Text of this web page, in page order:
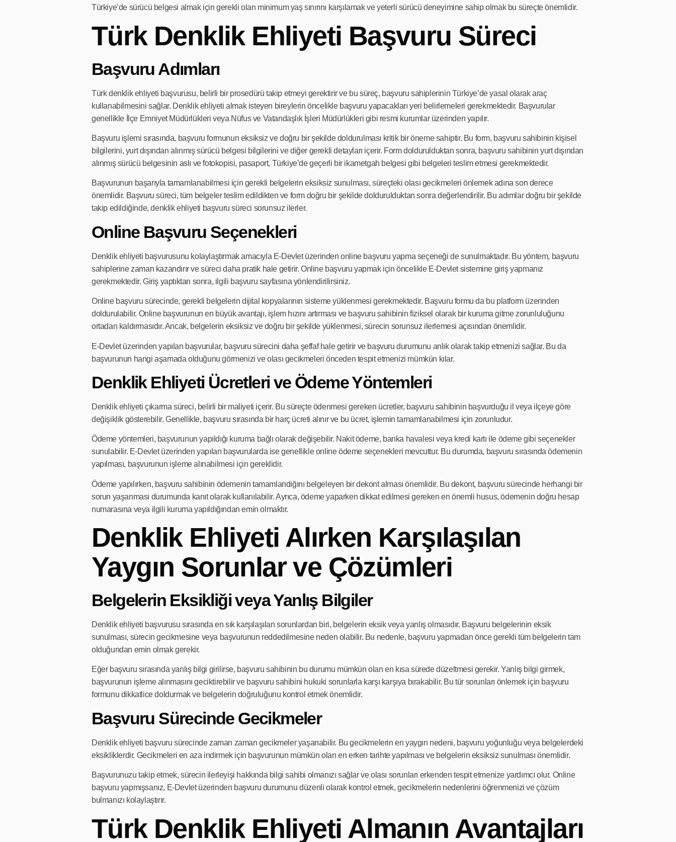
Türkiye’de sürücü belgesi almak için gerekli olan minimum yaş sınırını karşılamak ve yeterli sürücü deneyimine sahip olmak bu süreçte önemlidir.
Türk Denklik Ehliyeti Başvuru Süreci
Başvuru Adımları
Türk denklik ehliyeti başvurusu, belirli bir prosedürü takip etmeyi gerektirir ve bu süreç, başvuru sahiplerinin Türkiye’de yasal olarak araç
kullanabilmesini sağlar. Denklik ehliyeti almak isteyen bireylerin öncelikle başvuru yapacakları yeri belirlemeleri gerekmektedir. Başvurular
genellikle İlçe Emniyet Müdürlükleri veya Nüfus ve Vatandaşlık İşleri Müdürlükleri gibi resmi kurumlar üzerinden yapılır.
Başvuru işlemi sırasında, başvuru formunun eksiksiz ve doğru bir şekilde doldurulması kritik bir öneme sahiptir. Bu form, başvuru sahibinin kişisel
bilgilerini, yurt dışından alınmış sürücü belgesi bilgilerini ve diğer gerekli detayları içerir. Form doldurulduktan sonra, başvuru sahibinin yurt dışından
alınmış sürücü belgesinin aslı ve fotokopisi, pasaport, Türkiye’de geçerli bir ikametgah belgesi gibi belgeleri teslim etmesi gerekmektedir.
Başvurunun başarıyla tamamlanabilmesi için gerekli belgelerin eksiksiz sunulması, süreçteki olası gecikmeleri önlemek adına son derece
önemlidir. Başvuru süreci, tüm belgeler teslim edildikten ve form doğru bir şekilde doldurulduktan sonra değerlendirilir. Bu adımlar doğru bir şekilde
takip edildiğinde, denklik ehliyeti başvuru süreci sorunsuz ilerler.
Online Başvuru Seçenekleri
Denklik ehliyeti başvurusunu kolaylaştırmak amacıyla E-Devlet üzerinden online başvuru yapma seçeneği de sunulmaktadır. Bu yöntem, başvuru
sahiplerine zaman kazandırır ve süreci daha pratik hale getirir. Online başvuru yapmak için öncelikle E-Devlet sistemine giriş yapmanız
gerekmektedir. Giriş yaptıktan sonra, ilgili başvuru sayfasına yönlendirilirsiniz.
Online başvuru sürecinde, gerekli belgelerin dijital kopyalarının sisteme yüklenmesi gerekmektedir. Başvuru formu da bu platform üzerinden
doldurulabilir. Online başvurunun en büyük avantajı, işlem hızını artırması ve başvuru sahibinin fiziksel olarak bir kuruma gitme zorunluluğunu
ortadan kaldırmasıdır. Ancak, belgelerin eksiksiz ve doğru bir şekilde yüklenmesi, sürecin sorunsuz ilerlemesi açısından önemlidir.
E-Devlet üzerinden yapılan başvurular, başvuru sürecini daha şeffaf hale getirir ve başvuru durumunu anlık olarak takip etmenizi sağlar. Bu da
başvurunun hangi aşamada olduğunu görmenizi ve olası gecikmeleri önceden tespit etmenizi mümkün kılar.
Denklik Ehliyeti Ücretleri ve Ödeme Yöntemleri
Denklik ehliyeti çıkarma süreci, belirli bir maliyeti içerir. Bu süreçte ödenmesi gereken ücretler, başvuru sahibinin başvurduğu il veya ilçeye göre
değişiklik gösterebilir. Genellikle, başvuru sırasında bir harç ücreti alınır ve bu ücret, işlemin tamamlanabilmesi için zorunludur.
Ödeme yöntemleri, başvurunun yapıldığı kuruma bağlı olarak değişebilir. Nakit ödeme, banka havalesi veya kredi kartı ile ödeme gibi seçenekler
sunulabilir. E-Devlet üzerinden yapılan başvurularda ise genellikle online ödeme seçenekleri mevcuttur. Bu durumda, başvuru sırasında ödemenin
yapılması, başvurunun işleme alınabilmesi için gereklidir.
Ödeme yapılırken, başvuru sahibinin ödemenin tamamlandığını belgeleyen bir dekont alması önemlidir. Bu dekont, başvuru sürecinde herhangi bir
sorun yaşanması durumunda kanıt olarak kullanılabilir. Ayrıca, ödeme yaparken dikkat edilmesi gereken en önemli husus, ödemenin doğru hesap
numarasına veya ilgili kuruma yapıldığından emin olmaktır.
Denklik Ehliyeti Alırken Karşılaşılan
Yaygın Sorunlar ve Çözümleri
Belgelerin Eksikliği veya Yanlış Bilgiler
Denklik ehliyeti başvurusu sırasında en sık karşılaşılan sorunlardan biri, belgelerin eksik veya yanlış olmasıdır. Başvuru belgelerinin eksik
sunulması, sürecin gecikmesine veya başvurunun reddedilmesine neden olabilir. Bu nedenle, başvuru yapmadan önce gerekli tüm belgelerin tam
olduğundan emin olmak gerekir.
Eğer başvuru sırasında yanlış bilgi girilirse, başvuru sahibinin bu durumu mümkün olan en kısa sürede düzeltmesi gerekir. Yanlış bilgi girmek,
başvurunun işleme alınmasını geciktirebilir ve başvuru sahibini hukuki sorunlarla karşı karşıya bırakabilir. Bu tür sorunları önlemek için başvuru
formunu dikkatlice doldurmak ve belgelerin doğruluğunu kontrol etmek önemlidir.
Başvuru Sürecinde Gecikmeler
Denklik ehliyeti başvuru sürecinde zaman zaman gecikmeler yaşanabilir. Bu gecikmelerin en yaygın nedeni, başvuru yoğunluğu veya belgelerdeki
eksikliklerdir. Gecikmeleri en aza indirmek için başvurunun mümkün olan en erken tarihte yapılması ve belgelerin eksiksiz sunulması önemlidir.
Başvurunuzu takip etmek, sürecin ilerleyişi hakkında bilgi sahibi olmanızı sağlar ve olası sorunları erkenden tespit etmenize yardımcı olur. Online
başvuru yapmışsanız, E-Devlet üzerinden başvuru durumunu düzenli olarak kontrol etmek, gecikmelerin nedenlerini öğrenmenizi ve çözüm
bulmanızı kolaylaştırır.
Türk Denklik Ehliyeti Almanın Avantajları